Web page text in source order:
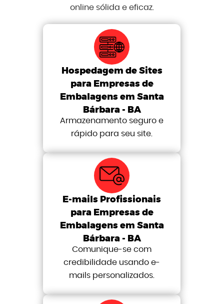
online sólida e eficaz.
Hospedagem de Sites
para Empresas de
Embalagens em Santa
Bárbara - BA
Armazenamento seguro e
rápido para seu site.
E-mails Profissionais
para Empresas de
Embalagens em Santa
Bárbara - BA
Comunique-se com
credibilidade usando e-
mails personalizados.